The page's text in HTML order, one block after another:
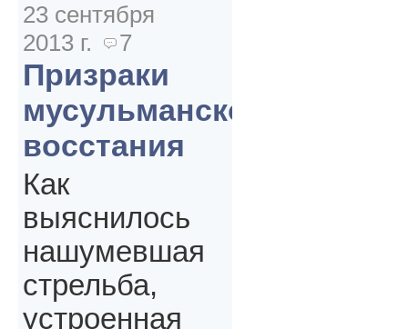
23 сентября
2013 г.
7
Призраки
мусульманского
восстания
Как
выяснилось
нашумевшая
стрельба,
устроенная